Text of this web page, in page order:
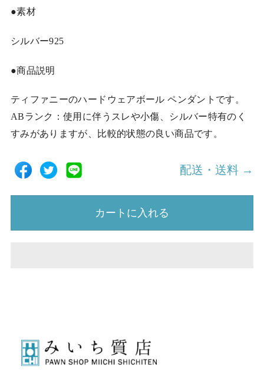
●素材
シルバー925
●商品説明
ティファニーのハードウェアボール ペンダントです。
ABランク：使用に伴うスレや小傷、シルバー特有のく
すみがありますが、比較的状態の良い商品です。
配送・送料 →
カートに入れる